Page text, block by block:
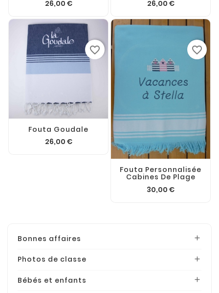
26,00 €
26,00 €
Fouta Goudale
26,00 €
favorite_border
Fouta Personnalisée
Cabines De Plage
30,00 €
favorite_border
Bonnes affaires 
Photos de classe 
Bébés et enfants 